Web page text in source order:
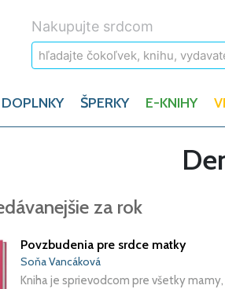
Nakupujte srdcom
ŠPERKY E-KNIHY
za rok
Povzbudenia pre srdce matky
Soňa Vancáková
Kniha je sprievodcom pre všetky